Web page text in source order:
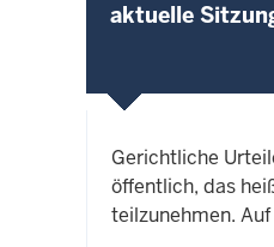
aktuelle
Gerichtliche
öffentlich, das
teilzunehmen.